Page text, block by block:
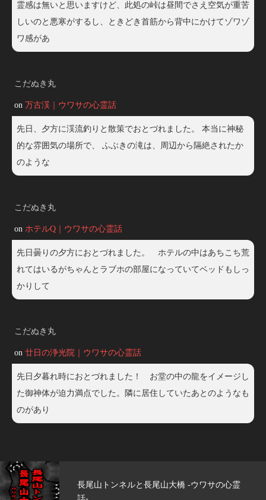
霊感は無いと思いますけど、此処の峠は昼間でさえ空気が重苦
しいのと悪寒がするし、ときどき首筋から背中にかけてゾワゾ
ワ感があ
こだぬき丸
on 万古渓｜ウワサの心霊話
先日、夕方に渓流釣りと散策でおとづれました。 本当に神秘
的な雰囲気の場所で、 ふぶきの滝は、周辺から隔絶されたか
のような
こだぬき丸
on ホテルQ｜ウワサの心霊話
先日曇りの夕方におとづれました。 ホテルの中はあちこち荒
れてはいるがちゃんとラブホの部屋になっていてベッドもしっ
かりして
こだぬき丸
on 廿日の浄光院｜ウワサの心霊話
先日夕暮れ時におとづれました！ お堂の中の龍をイメージし
た御神体が迫力満点でした。隣に居住していたあとのようなも
のがあり
長尾山トンネルと長尾山大橋 -ウワサの心霊